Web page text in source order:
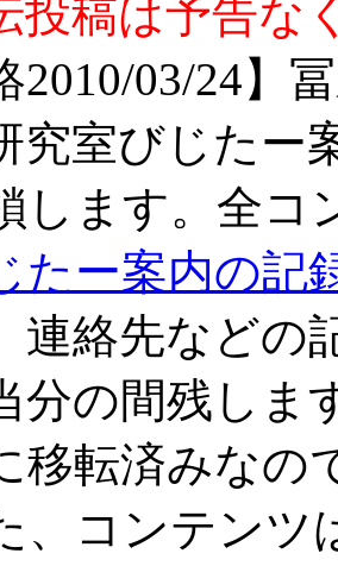
投稿は予告な
2010/03/24】
究室びじたー
します。全
たー案内の記
連絡先などの
分の間残しま
移転済みなの
、コンテンツ